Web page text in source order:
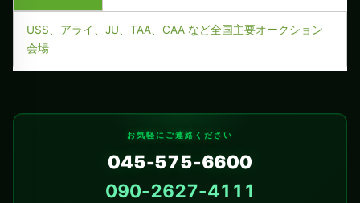
USS、アライ、JU、TAA、CAA など全国主要オークション
会場
お気軽にご連絡ください
045-575-6600
090-2627-4111